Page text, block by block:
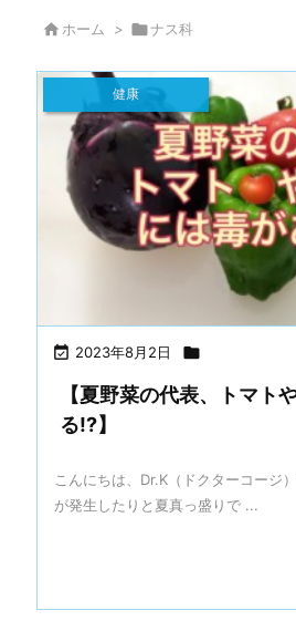
 ホーム > ナス科
 2023年8月2日 
健康
【夏野菜の代表、トマト
る!?】
こんにちは、Dr.K（ドクターコージ
が発生したりと夏真っ盛りで ...